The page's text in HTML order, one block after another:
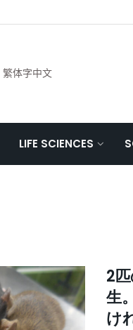
繁体字中文
LIFE SCIENCES
2
生
け